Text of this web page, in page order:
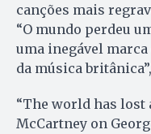
canções mais
“O mundo perdeu
uma inegável
da música
“The world has lost
McCartney on